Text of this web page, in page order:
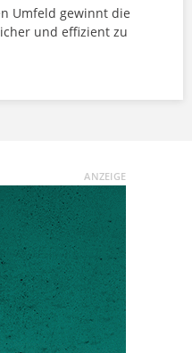
Umfeld gewinnt die
und effizient zu
ANZEIGE